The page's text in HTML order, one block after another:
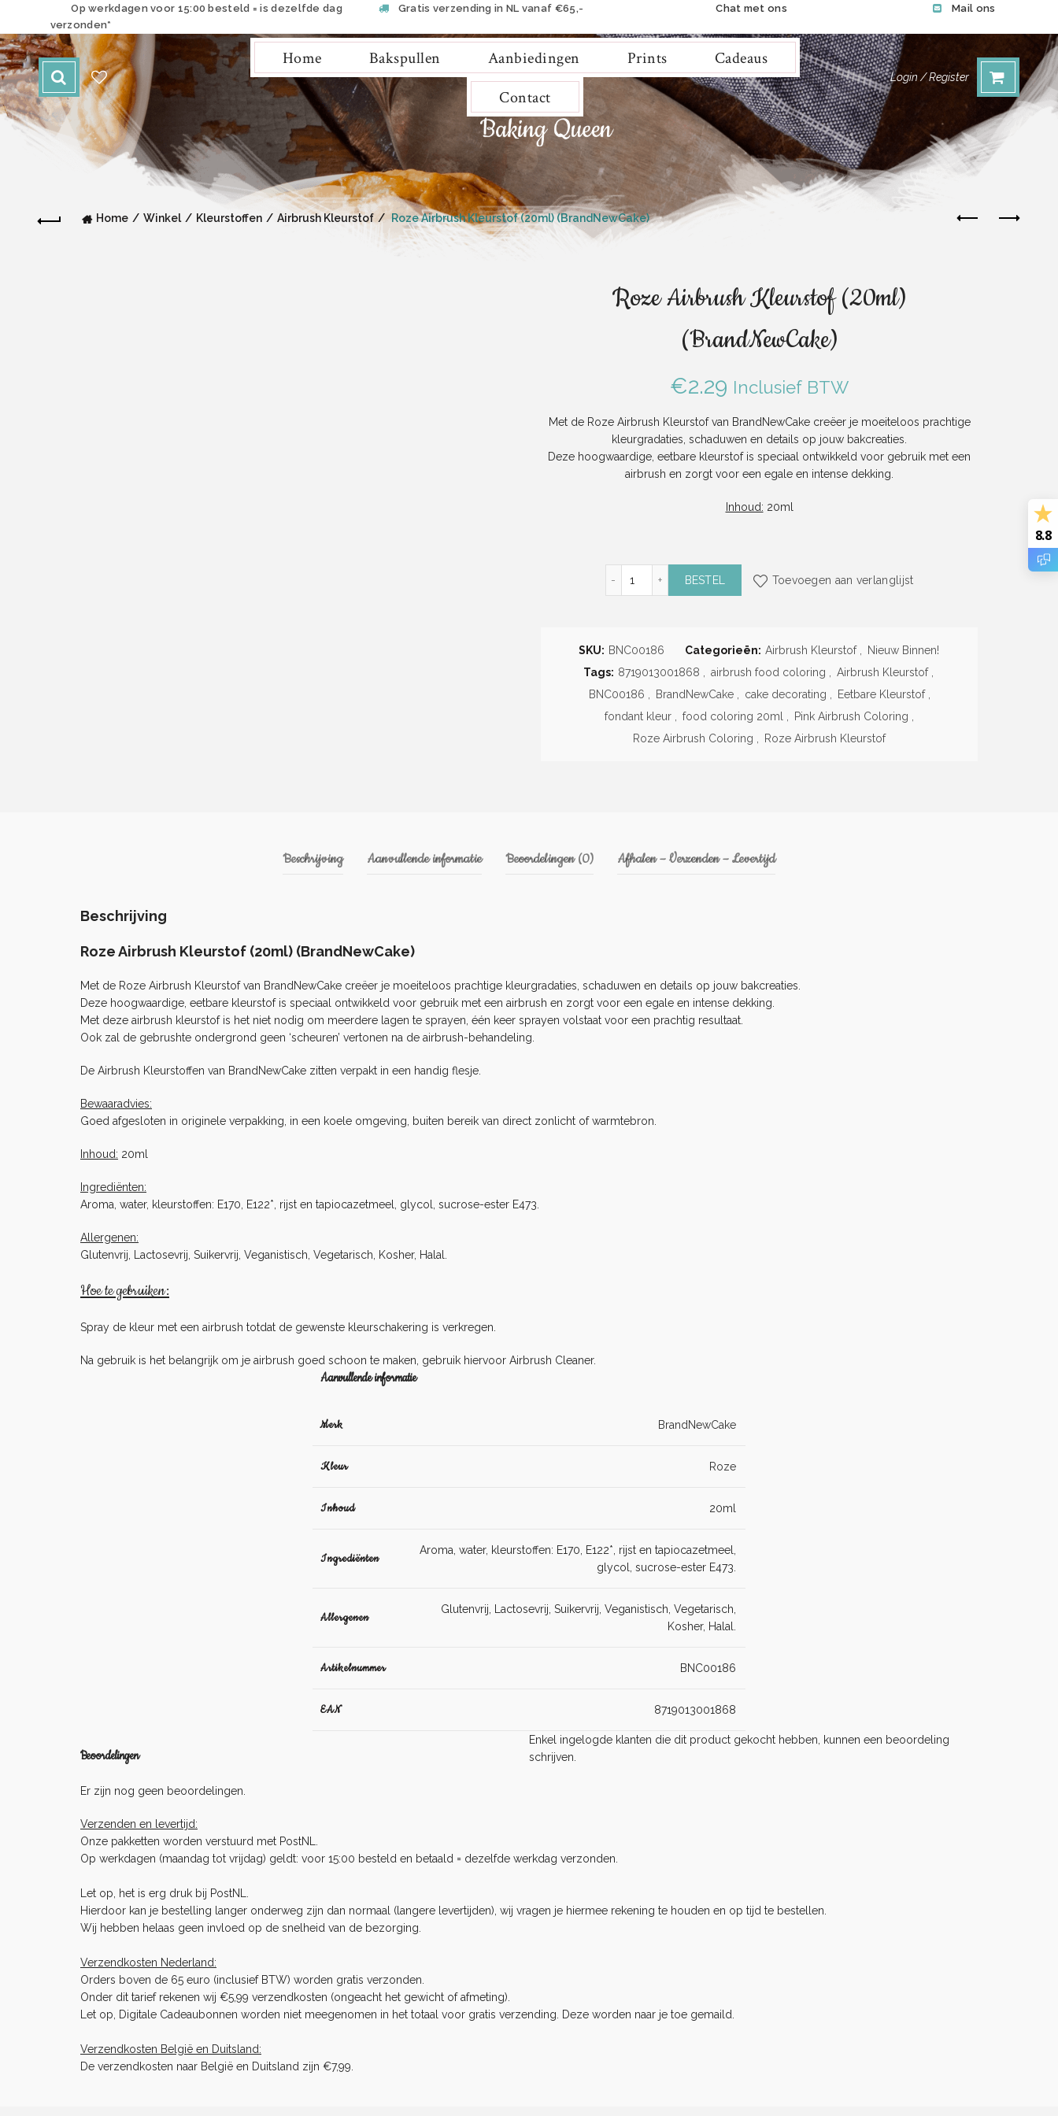
Op werkdagen voor 15:00 besteld = is dezelfde dag
verzonden*
Gratis verzending in NL vanaf €65,- Chat met ons Mail ons
Home Bakspullen Aanbiedingen Prints
Cadeaus
Contact
Login / Register
Home Winkel Kleurstoffen Airbrush Kleurstof Roze Airbrush Kleurstof (20ml) (BrandNewCake)
Roze Airbrush Kleurstof (20ml)
(BrandNewCake)
€2.29 Inclusief BTW
Met de Roze Airbrush Kleurstof van BrandNewCake creëer je moeiteloos prachtige
kleurgradaties, schaduwen en details op jouw bakcreaties.
Deze hoogwaardige, eetbare kleurstof is speciaal ontwikkeld voor gebruik met een
airbrush en zorgt voor een egale en intense dekking.
Inhoud: 20ml
Roze Airbrush Kleurstof (20ml) (BrandNewCake) aantal
BESTEL Toevoegen aan verlanglijst
SKU: BNC00186 Categorieën: Airbrush Kleurstof
Nieuw Binnen!
Tags: 8719013001868 airbrush food coloring Airbrush Kleurstof
BNC00186
BrandNewCake cake decorating Eetbare Kleurstof
fondant kleur
food coloring 20ml Pink Airbrush Coloring
Roze Airbrush Coloring
Roze Airbrush Kleurstof
Beschrijving Aanvullende informatie Beoordelingen (0) Afhalen – Verzenden – Levertijd
Beschrijving
Roze Airbrush Kleurstof (20ml) (BrandNewCake)
Met de Roze Airbrush Kleurstof van BrandNewCake creëer je moeiteloos prachtige kleurgradaties, schaduwen en details op jouw bakcreaties.
Deze hoogwaardige, eetbare kleurstof is speciaal ontwikkeld voor gebruik met een airbrush en zorgt voor een egale en intense dekking.
Met deze airbrush kleurstof is het niet nodig om meerdere lagen te sprayen, één keer sprayen volstaat voor een prachtig resultaat.
Ook zal de gebrushte ondergrond geen ‘scheuren’ vertonen na de airbrush-behandeling.
De Airbrush Kleurstoffen van BrandNewCake zitten verpakt in een handig flesje.
Bewaaradvies:
Goed afgesloten in originele verpakking, in een koele omgeving, buiten bereik van direct zonlicht of warmtebron.
Inhoud: 20ml
Ingrediënten:
Aroma, water, kleurstoffen: E170, E122*, rijst en tapiocazetmeel, glycol, sucrose-ester E473.
Allergenen:
Glutenvrij, Lactosevrij, Suikervrij, Veganistisch, Vegetarisch, Kosher, Halal.
Hoe te gebruiken:
Spray de kleur met een airbrush totdat de gewenste kleurschakering is verkregen.
Na gebruik is het belangrijk om je airbrush goed schoon te maken, gebruik hiervoor Airbrush Cleaner.
Aanvullende informatie
Merk BrandNewCake
Kleur Roze
Inhoud 20ml
Ingrediënten
Aroma, water, kleurstoffen: E170, E122*, rijst en tapiocazetmeel,
glycol, sucrose-ester E473.
Allergenen
Glutenvrij, Lactosevrij, Suikervrij, Veganistisch, Vegetarisch,
Kosher, Halal.
Artikelnummer BNC00186
EAN 8719013001868
Beoordelingen
Er zijn nog geen beoordelingen.
Enkel ingelogde klanten die dit product gekocht hebben, kunnen een beoordeling
schrijven.
Verzenden en levertijd:
Onze pakketten worden verstuurd met PostNL.
Op werkdagen (maandag tot vrijdag) geldt: voor 15:00 besteld en betaald = dezelfde werkdag verzonden.
Let op, het is erg druk bij PostNL.
Hierdoor kan je bestelling langer onderweg zijn dan normaal (langere levertijden), wij vragen je hiermee rekening te houden en op tijd te bestellen.
Wij hebben helaas geen invloed op de snelheid van de bezorging.
Verzendkosten Nederland:
Orders boven de 65 euro (inclusief BTW) worden gratis verzonden.
Onder dit tarief rekenen wij €5,99 verzendkosten (ongeacht het gewicht of afmeting).
Let op, Digitale Cadeaubonnen worden niet meegenomen in het totaal voor gratis verzending. Deze worden naar je toe gemaild.
Verzendkosten België en Duitsland:
De verzendkosten naar België en Duitsland zijn €7,99.
8.8